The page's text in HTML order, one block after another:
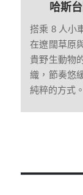
哈斯
搭乘 8 人小
在遼闊草原
貴野生動物
織，節奏悠
純粹的方式。
———